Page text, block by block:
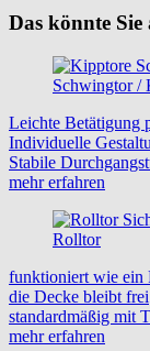
Das könnte Sie
Schwingtor /
Leichte Betätigung
Individuelle
Stabile
mehr erfahren
Rolltor
funktioniert wie ein
die Decke bleibt frei
standardmäßig mit
mehr erfahren